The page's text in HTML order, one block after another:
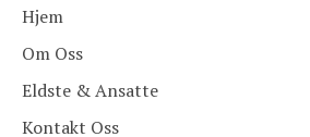
Hjem
Om Oss
Eldste & Ansatte
Kontakt Oss